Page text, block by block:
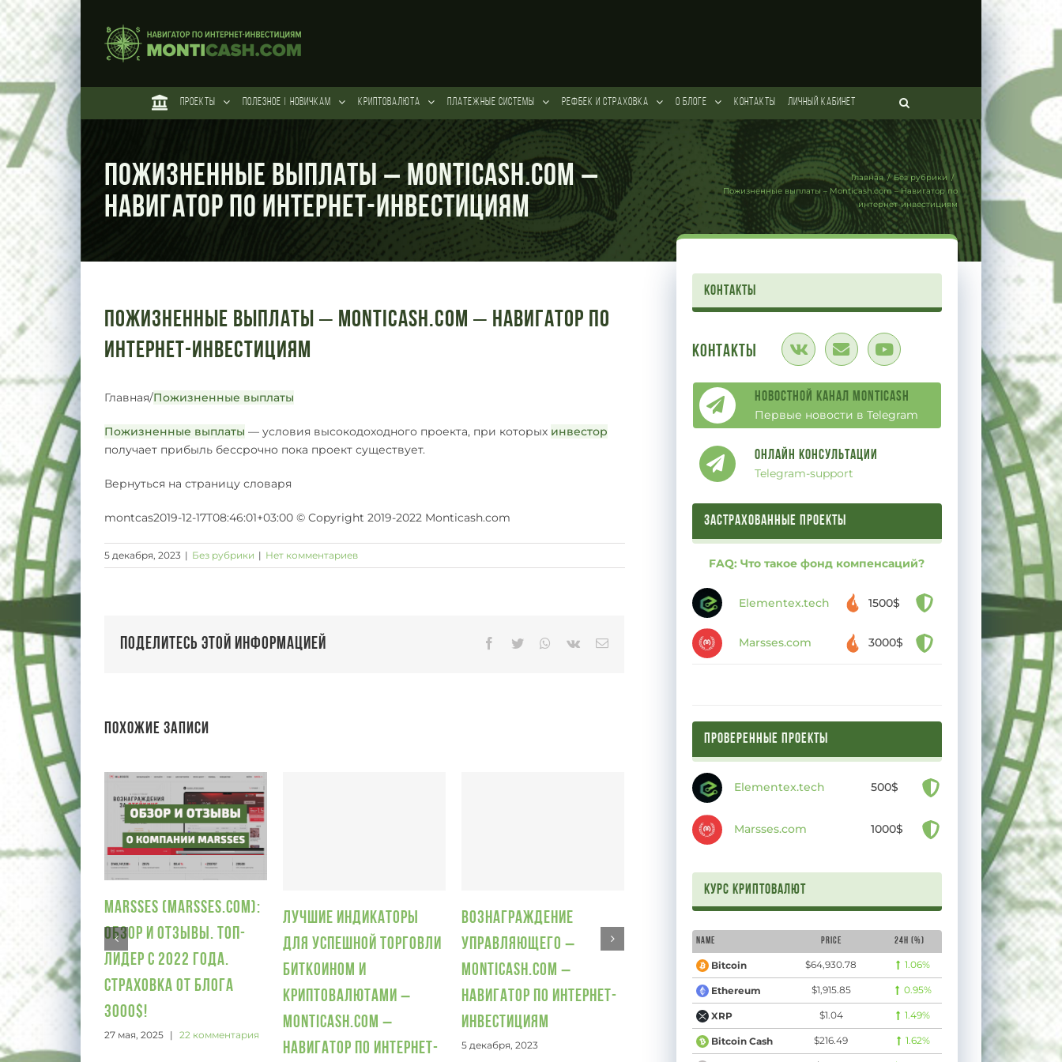
Skip
to
content
ПРОЕКТЫ ПОЛЕЗНОЕ | НОВИЧКАМ КРИПТОВАЛЮТА ПЛАТЕЖНЫЕ СИСТЕМЫ РЕФБЕК и СТРАХОВКА О БЛОГЕ КОНТАКТЫ ЛИЧНЫЙ КАБИНЕТ
Пожизненные выплаты – Monticash.com –
Навигатор по интернет-инвестициям
Главная / Без рубрики /
Пожизненные выплаты – Monticash.com – Навигатор по
интернет-инвестициям
Пожизненные выплаты – Monticash.com – Навигатор по
интернет-инвестициям
Главная/Пожизненные выплаты
Пожизненные выплаты — условия высокодоходного проекта, при которых инвестор
получает прибыль бессрочно пока проект существует.
Вернуться на страницу словаря
montcas2019-12-17T08:46:01+03:00 © Copyright 2019-2022 Monticash.com
5 декабря, 2023 | Без рубрики | Нет комментариев
Поделитесь этой информацией Facebook
Twitter Whatsapp
Vk Email
Похожие записи
Marsses (Marsses.com):
обзор и отзывы. Топ-
лидер с 2022 года.
Страховка от блога
3000$!
27 мая, 2025 | 22 комментария
Лучшие индикаторы
для успешной торговли
биткоином и
криптовалютами –
Monticash.com –
Навигатор по интернет-
Вознаграждение
управляющего –
Monticash.com –
Навигатор по интернет-
инвестициям
5 декабря, 2023
МЛМ – Пирамида, или
5 декабря, 2023
выплаты –
Monticash.com –
Навигатор по интернет-
инвестициям
5 декабря, 2023
Batch –
–
5 декабря,
контакты
Контакты
Новостной канал Monticash
Первые новости в Telegram
Онлайн Консультации
Telegram-support
ЗАСТРАХОВАННЫЕ ПРОЕКТЫ
FAQ: Что такое фонд компенсаций?
Elementex.tech 1500$
Marsses.com 3000$
ПРОВЕРЕННЫЕ ПРОЕКТЫ
Elementex.tech 500$
Marsses.com 1000$
Курс криптовалют
Name Price 24H (%)
Bitcoin $64,930.78 1.06%
Ethereum $1,915.85 0.95%
XRP $1.04 1.49%
Bitcoin Cash $216.49 1.62%